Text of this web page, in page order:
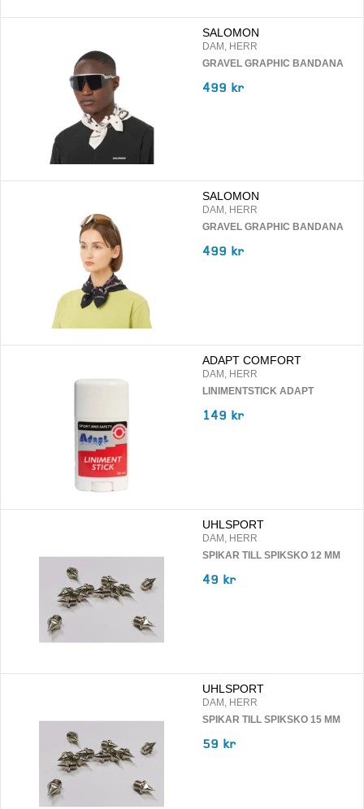
SALOMON
DAM, HERR
GRAVEL GRAPHIC BANDANA
499 kr
SALOMON
DAM, HERR
GRAVEL GRAPHIC BANDANA
499 kr
ADAPT COMFORT
DAM, HERR
LINIMENTSTICK ADAPT
149 kr
UHLSPORT
DAM, HERR
SPIKAR TILL SPIKSKO 12 MM
49 kr
UHLSPORT
DAM, HERR
SPIKAR TILL SPIKSKO 15 MM
59 kr